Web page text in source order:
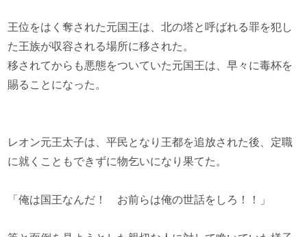
王位をはく奪された元国王は、北の塔と呼ばれる罪を犯し
た王族が収容される場所に移された。
移されてからも悪態をついていた元国王は、早々に毒杯を
賜ることになった。
レオン元王太子は、平民となり王都を追放された後、定職
に就くこともできずに物乞いになり果てた。
「俺は国王なんだ！ お前らは俺の世話をしろ！！」